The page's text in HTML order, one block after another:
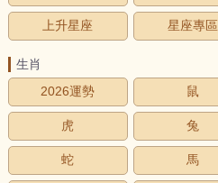
上升星座 星座專區
生肖
2026運勢
鼠
虎 兔
蛇 馬